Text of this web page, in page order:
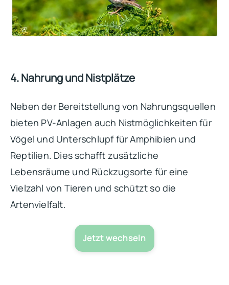
4. Nahrung und Nistplätze
Neben der Bereitstellung von Nahrungsquellen
bieten PV-Anlagen auch Nistmöglichkeiten für
Vögel und Unterschlupf für Amphibien und
Reptilien. Dies schafft zusätzliche
Lebensräume und Rückzugsorte für eine
Vielzahl von Tieren und schützt so die
Artenvielfalt.
Jetzt wechseln